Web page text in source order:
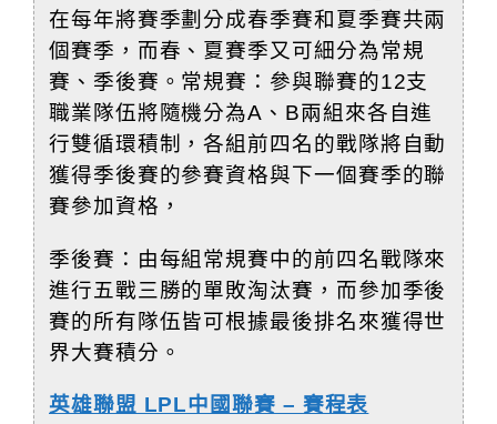
在每年將賽季劃分成春季賽和夏季賽共兩
個賽季，而春、夏賽季又可細分為常規
賽、季後賽。常規賽：參與聯賽的12支
職業隊伍將隨機分為A、B兩組來各自進
行雙循環積制，各組前四名的戰隊將自動
獲得季後賽的參賽資格與下一個賽季的聯
賽參加資格，
季後賽：由每組常規賽中的前四名戰隊來
進行五戰三勝的單敗淘汰賽，而參加季後
賽的所有隊伍皆可根據最後排名來獲得世
界大賽積分。
英雄聯盟 LPL中國聯賽 – 賽程表